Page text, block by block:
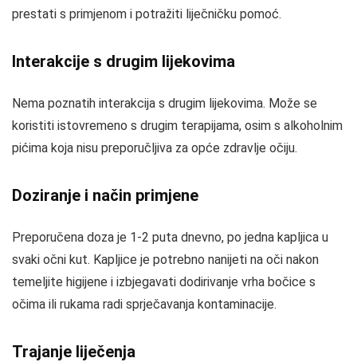
prestati s primjenom i potražiti liječničku pomoć.
Interakcije s drugim lijekovima
Nema poznatih interakcija s drugim lijekovima. Može se
koristiti istovremeno s drugim terapijama, osim s alkoholnim
pićima koja nisu preporučljiva za opće zdravlje očiju.
Doziranje i način primjene
Preporučena doza je 1-2 puta dnevno, po jedna kapljica u
svaki očni kut. Kapljice je potrebno nanijeti na oči nakon
temeljite higijene i izbjegavati dodirivanje vrha bočice s
očima ili rukama radi sprječavanja kontaminacije.
Trajanje liječenja